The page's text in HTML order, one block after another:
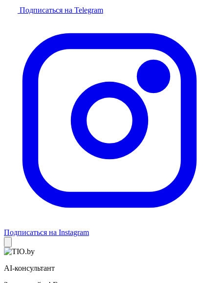
Подписаться на Telegram
Подписаться на Instagram
AI-консультант